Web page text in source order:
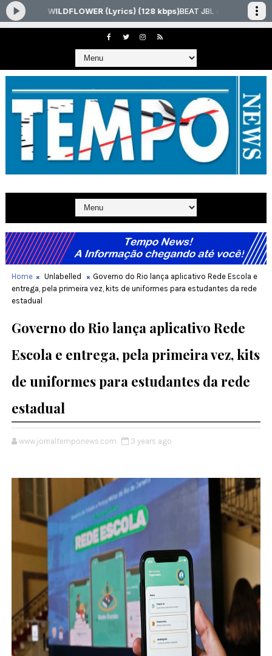
Home Unlabelled
Governo do Rio lança aplicativo Rede Escola e
entrega, pela primeira vez, kits de uniformes para estudantes da rede
estadual
Governo do Rio lança aplicativo Rede
Escola e entrega, pela primeira vez, kits
de uniformes para estudantes da rede
estadual
www.jornaltemponews.com 3 years ago